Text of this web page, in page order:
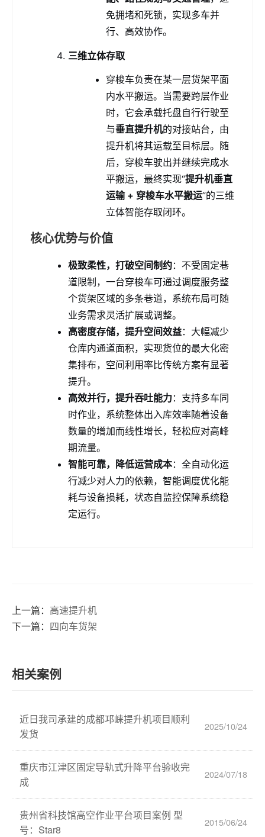
免拥堵和死锁，实现多车并
行、高效协作。
三维立体存取
穿梭车负责在某一层货架平面
内水平搬运。当需要跨层作业
时，它会承载托盘自行行驶至
与垂直提升机的对接站台，由
提升机将其运载至目标层。随
后，穿梭车驶出并继续完成水
平搬运，最终实现“提升机垂直
运输 + 穿梭车水平搬运”的三维
立体智能存取闭环。
核心优势与价值
极致柔性，打破空间制约：不受固定巷
道限制，一台穿梭车可通过调度服务整
个货架区域的多条巷道，系统布局可随
业务需求灵活扩展或调整。
高密度存储，提升空间效益：大幅减少
仓库内通道面积，实现货位的最大化密
集排布，空间利用率比传统方案有显著
提升。
高效并行，提升吞吐能力：支持多车同
时作业，系统整体出入库效率随着设备
数量的增加而线性增长，轻松应对高峰
期流量。
智能可靠，降低运营成本：全自动化运
行减少对人力的依赖，智能调度优化能
耗与设备损耗，状态自监控保障系统稳
定运行。
上一篇： 高速提升机
下一篇： 四向车货架
相关案例
近日我司承建的成都邛崃提升机项目顺利
发货
2025/10/24
重庆市江津区固定导轨式升降平台验收完
成
2024/07/18
贵州省科技馆高空作业平台项目案例 型
号：Star8
2015/06/24